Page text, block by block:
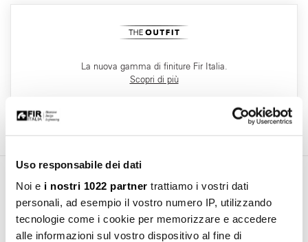
Uso responsabile dei dati
Noi e i nostri 1022 partner trattiamo i vostri dati
personali, ad esempio il vostro numero IP, utilizzando
tecnologie come i cookie per memorizzare e accedere
alle informazioni sul vostro dispositivo al fine di
La nuova gamma di finiture Fir Italia.
Scopri di più
Area Download